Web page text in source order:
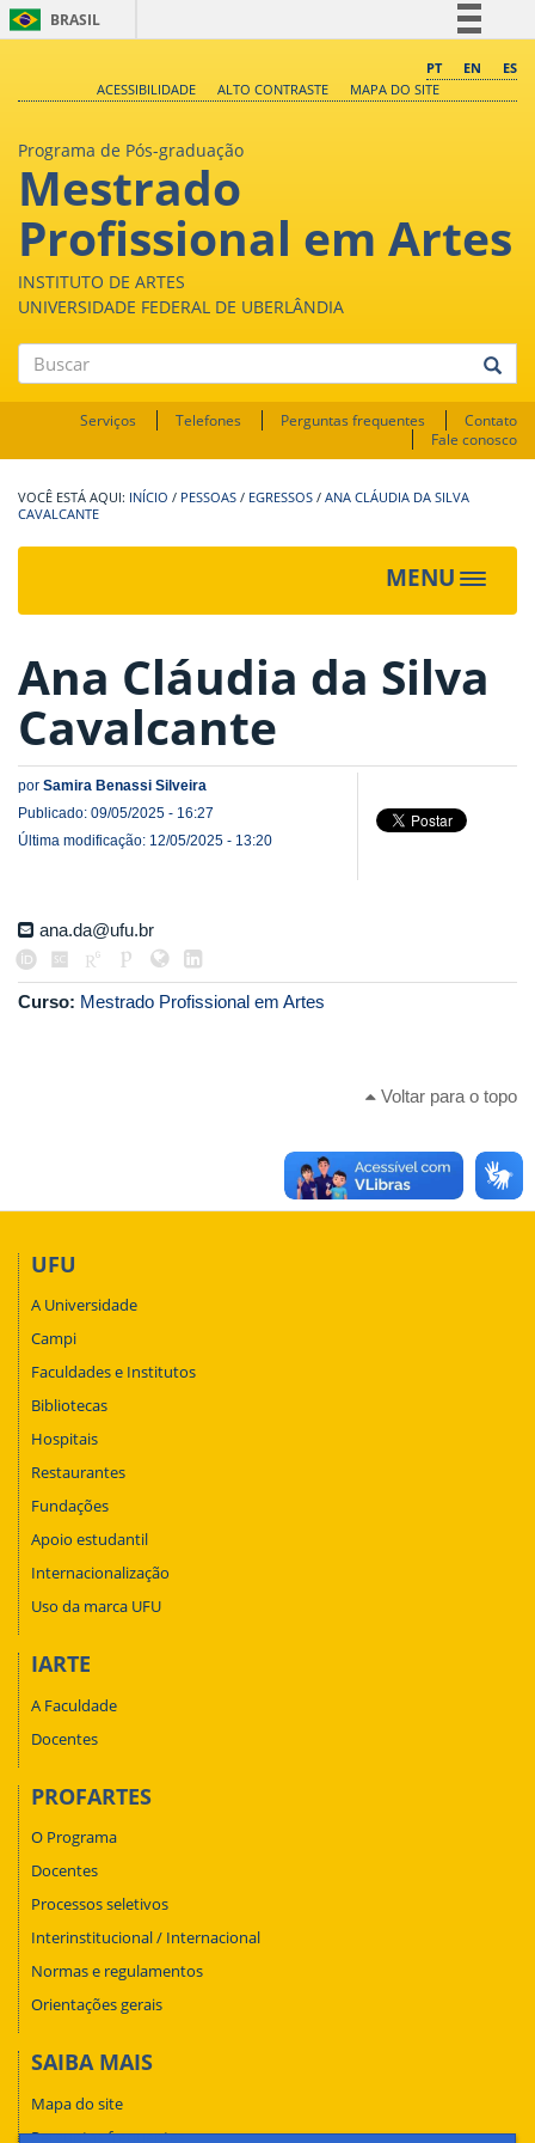
BRASIL
Comunica BR
Canais
PT EN
ES
ACESSIBILIDADE
ALTO CONTRASTE MAPA DO SITE
Programa de Pós-graduação
Mestrado
Profissional em Artes
INSTITUTO DE ARTES
UNIVERSIDADE FEDERAL DE UBERLÂNDIA
Buscar
Serviços Telefones Perguntas frequentes
Contato
Fale conosco
INÍCIO / PESSOAS / EGRESSOS / ANA CLÁUDIA DA SILVA
CAVALCANTE
MENU
Toggle
Ana Cláudia da Silva
Cavalcante
por Samira Benassi Silveira
Publicado: 09/05/2025 - 16:27
Última modificação: 12/05/2025 - 13:20
ana.da@ufu.br
Curso: Mestrado Profissional em Artes
Voltar para o topo
UFU
A Universidade
Campi
Faculdades e Institutos
Bibliotecas
Hospitais
Restaurantes
Fundações
Apoio estudantil
Internacionalização
Uso da marca UFU
IARTE
A Faculdade
Docentes
PROFARTES
O Programa
Docentes
Processos seletivos
Interinstitucional / Internacional
Normas e regulamentos
Orientações gerais
SAIBA MAIS
Mapa do site
Perguntas frequentes